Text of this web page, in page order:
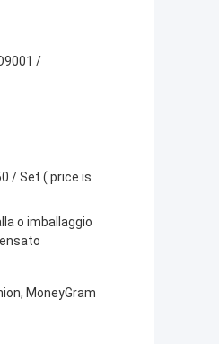
/
/ Set ( price is
o imballaggio
MoneyGram